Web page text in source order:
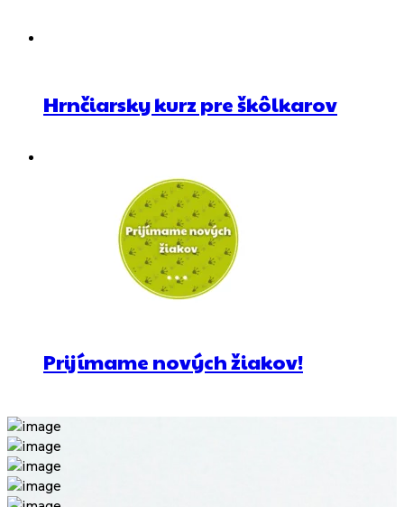
Hrnčiarsky kurz pre škôlkarov
Prijímame nových žiakov!